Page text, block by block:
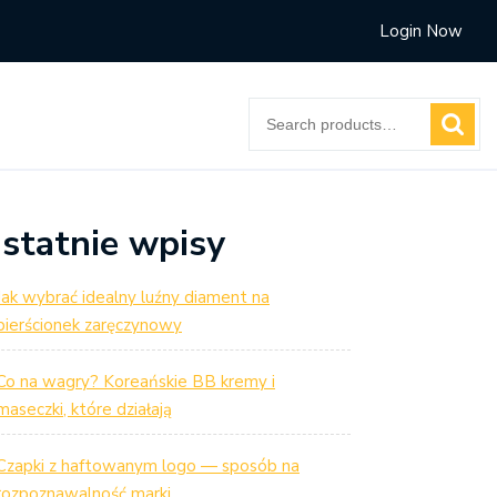
Login Now
for:
wpisy
wybrać idealny luźny diament na
zaręczynowy
na wagry? Koreańskie BB kremy i
które działają
z haftowanym logo — sposób na